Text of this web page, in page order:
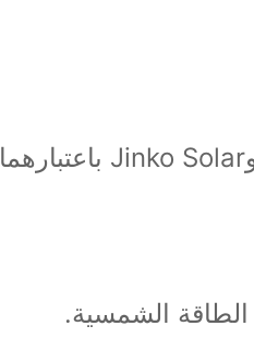
على ألواح JA Solar وJinko Solar باعتبارهما
الطاقة الشمسية.